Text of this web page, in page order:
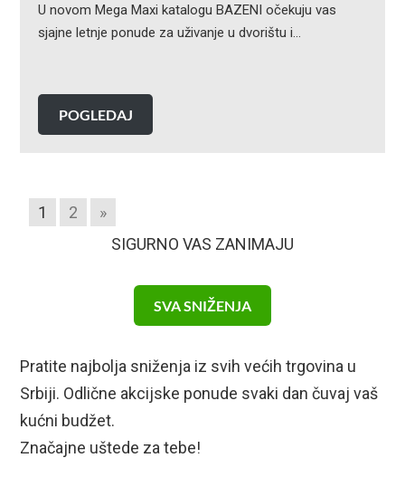
U novom Mega Maxi katalogu BAZENI očekuju vas
sjajne letnje ponude za uživanje u dvorištu i…
POGLEDAJ
1 2
»
SIGURNO VAS ZANIMAJU
SVA SNIŽENJA
Pratite najbolja sniženja iz svih većih trgovina u
Srbiji. Odlične akcijske ponude svaki dan čuvaj vaš
kućni budžet.
Značajne uštede za tebe!